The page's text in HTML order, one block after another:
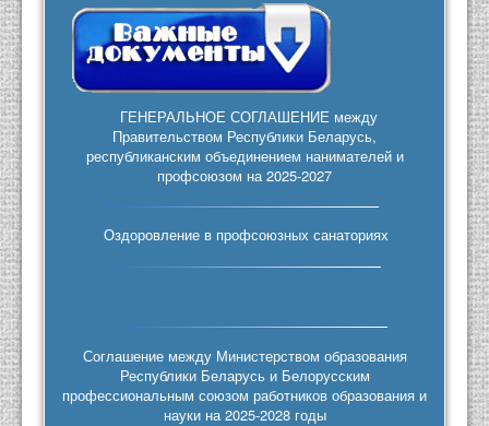
ГЕНЕРАЛЬНОЕ СОГЛАШЕНИЕ между
Правительством Республики Беларусь,
республиканским объединением нанимателей и
профсоюзом на 2025-2027
Оздоровление в профсоюзных санаториях
Соглашение между Министерством образования
Республики Беларусь и Белорусским
профессиональным союзом работников образования и
науки на 2025-2028 годы